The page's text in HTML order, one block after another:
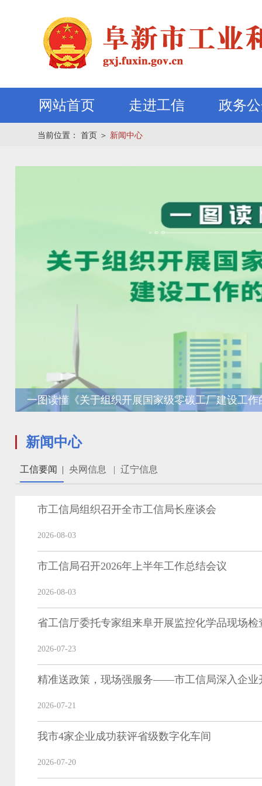
网站首页 走进工信 政务
当前位置： 首页 ＞ 新闻中心
一图读懂《关于组织开展国家级零碳工厂建设工作
新闻中心
工信要闻 | 央网信息 | 辽宁信息
市工信局组织召开全市工信局长座谈会
2026-08-03
市工信局召开2026年上半年工作总结会议
2026-08-03
省工信厅委托专家组来阜开展监控化学品现场检
2026-07-23
精准送政策，现场强服务——市工信局深入企业
2026-07-21
我市4家企业成功获评省级数字化车间
2026-07-20